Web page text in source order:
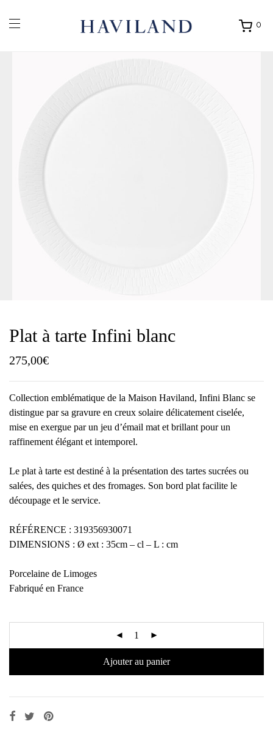
0
Ouvrir
Plat à tarte Infini blanc
275,00€
Collection emblématique de la Maison Haviland, Infini Blanc se
distingue par sa gravure en creux solaire délicatement ciselée,
mise en exergue par un jeu d’émail mat et brillant pour un
raffinement élégant et intemporel.
Le plat à tarte est destiné à la présentation des tartes sucrées ou
salées, des quiches et des fromages. Son bord plat facilite le
découpage et le service.
RÉFÉRENCE : 319356930071
DIMENSIONS : Ø ext : 35cm – cl – L : cm
Porcelaine de Limoges
Fabriqué en France
Ajouter au panier